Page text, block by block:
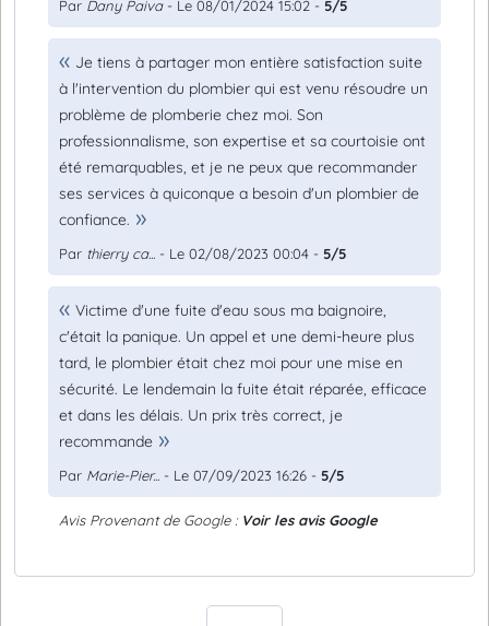
Par Dany Paiva- Le 08/01/2024 15:02 - 5/5
Je tiens à partager mon entière satisfaction suite
à l'intervention du plombier qui est venu résoudre un
problème de plomberie chez moi. Son
professionnalisme, son expertise et sa courtoisie ont
été remarquables, et je ne peux que recommander
ses services à quiconque a besoin d'un plombier de
confiance.
Par thierry ca... - Le 02/08/2023 00:04 - 5/5
Victime d'une fuite d'eau sous ma baignoire,
c'était la panique. Un appel et une demi-heure plus
tard, le plombier était chez moi pour une mise en
sécurité. Le lendemain la fuite était réparée, efficace
et dans les délais. Un prix très correct, je
recommande
Par Marie-Pier... - Le 07/09/2023 16:26 - 5/5
Avis Provenant de Google : Voir les avis Google